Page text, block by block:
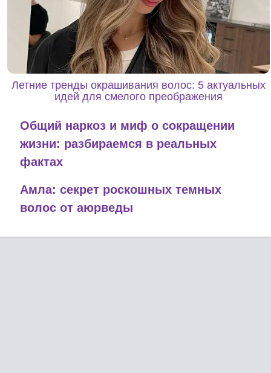
Летние тренды окрашивания волос: 5 актуальных
идей для смелого преображения
Общий наркоз и миф о сокращении
жизни: разбираемся в реальных
фактах
Амла: секрет роскошных темных
волос от аюрведы